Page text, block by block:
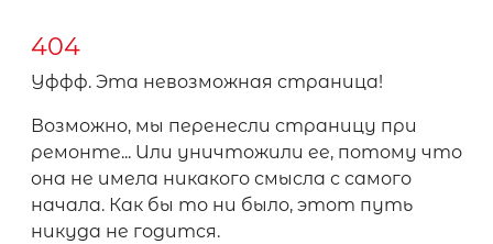
404
Уффф. Эта невозможная страница!
Возможно, мы перенесли страницу при
ремонте... Или уничтожили ее, потому что
она не имела никакого смысла с самого
начала. Как бы то ни было, этот путь
никуда не годится.